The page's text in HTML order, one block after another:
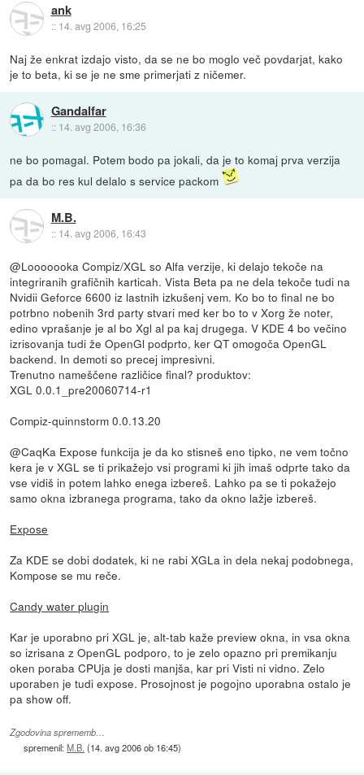
ank
:: 14. avg 2006, 16:25
Naj že enkrat izdajo visto, da se ne bo moglo več povdarjat, kako
je to beta, ki se je ne sme primerjati z ničemer.
Gandalfar
:: 14. avg 2006, 16:36
ne bo pomagal. Potem bodo pa jokali, da je to komaj prva verzija
pa da bo res kul delalo s service packom
M.B.
:: 14. avg 2006, 16:43
@Looooooka Compiz/XGL so Alfa verzije, ki delajo tekoče na
integriranih grafičnih karticah. Vista Beta pa ne dela tekoče tudi na
Nvidii Geforce 6600 iz lastnih izkušenj vem. Ko bo to final ne bo
potrbno nobenih 3rd party stvari med ker bo to v Xorg že noter,
edino vprašanje je al bo Xgl al pa kaj drugega. V KDE 4 bo večino
izrisovanja tudi že OpenGl podprto, ker QT omogoča OpenGL
backend. In demoti so precej impresivni.
Trenutno nameščene različice final? produktov:
XGL 0.0.1_pre20060714-r1
Compiz-quinnstorm 0.0.13.20
@CaqKa Expose funkcija je da ko stisneš eno tipko, ne vem točno
kera je v XGL se ti prikažejo vsi programi ki jih imaš odprte tako da
vse vidiš in potem lahko enega izbereš. Lahko pa se ti pokažejo
samo okna izbranega programa, tako da okno lažje izbereš.
Expose
Za KDE se dobi dodatek, ki ne rabi XGLa in dela nekaj podobnega,
Kompose se mu reče.
Candy water plugin
Kar je uporabno pri XGL je, alt-tab kaže preview okna, in vsa okna
so izrisana z OpenGL podporo, to je zelo opazno pri premikanju
oken poraba CPUja je dosti manjša, kar pri Visti ni vidno. Zelo
uporaben je tudi expose. Prosojnost je pogojno uporabna ostalo je
pa show off.
Zgodovina sprememb…
spremenil:M.B. (14. avg 2006 ob 16:45)